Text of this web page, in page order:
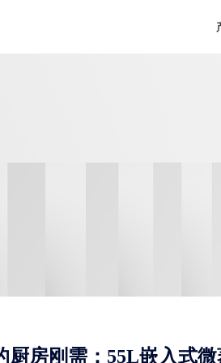
厨房刚需：55L嵌入式